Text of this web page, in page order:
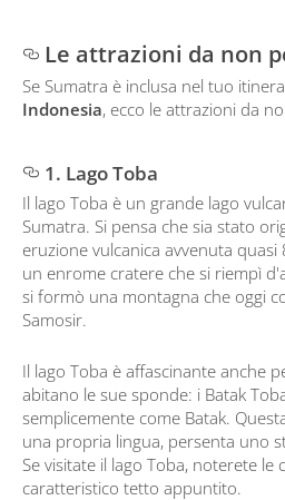
Le attrazioni da non
Se Sumatra è inclusa nel tuo
Indonesia, ecco le attrazioni da
1. Lago Toba
Il lago Toba è un grande lago
Sumatra. Si pensa che sia stato
eruzione vulcanica avvenuta quasi
un enrome cratere che si riempì
si formò una montagna che oggi
Samosir.
Il lago Toba è affascinante anche
abitano le sue sponde: i Batak
semplicemente come Batak.
una propria lingua, persenta uno
Se visitate il lago Toba, noterete le
caratteristico tetto appuntito.